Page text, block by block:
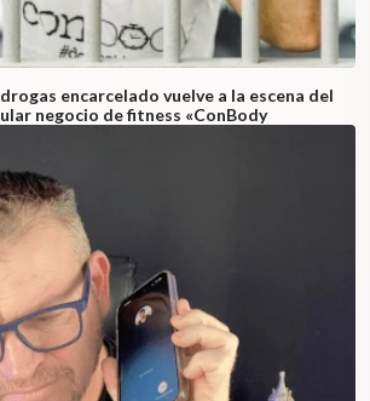
encarcelado vuelve a la escena del
negocio de fitness «ConBody